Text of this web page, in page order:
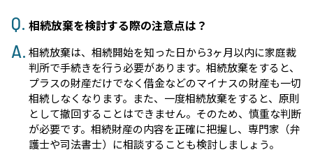
相続放棄を検討する際の注意点は？
相続放棄は、相続開始を知った日から3ヶ月以内に家庭裁
判所で手続きを行う必要があります。相続放棄をすると、
プラスの財産だけでなく借金などのマイナスの財産も一切
相続しなくなります。また、一度相続放棄をすると、原則
として撤回することはできません。そのため、慎重な判断
が必要です。相続財産の内容を正確に把握し、専門家（弁
護士や司法書士）に相談することも検討しましょう。